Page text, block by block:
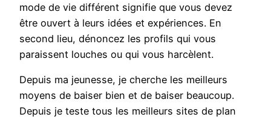
mode de vie différent signifie que vous devez
être ouvert à leurs idées et expériences. En
second lieu, dénoncez les profils qui vous
paraissent louches ou qui vous harcèlent.
Depuis ma jeunesse, je cherche les meilleurs
moyens de baiser bien et de baiser beaucoup.
Depuis je teste tous les meilleurs sites de plan